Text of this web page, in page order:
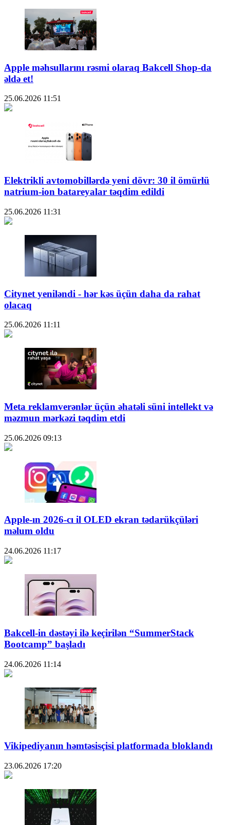
Apple məhsullarını rəsmi olaraq Bakcell Shop-da
əldə et!
25.06.2026 11:51
Elektrikli avtomobillərdə yeni dövr: 30 il ömürlü
natrium-ion batareyalar təqdim edildi
25.06.2026 11:31
Citynet yeniləndi - hər kəs üçün daha da rahat
olacaq
25.06.2026 11:11
Meta reklamverənlər üçün əhatəli süni intellekt və
məzmun mərkəzi təqdim etdi
25.06.2026 09:13
Apple-ın 2026-cı il OLED ekran tədarükçüləri
məlum oldu
24.06.2026 11:17
Bakcell-in dəstəyi ilə keçirilən “SummerStack
Bootcamp” başladı
24.06.2026 11:14
Vikipediyanın həmtəsisçisi platformada bloklandı
23.06.2026 17:20